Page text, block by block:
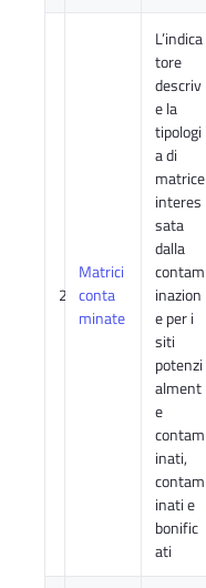
2
Matrici
conta
minate
L’indica
tore
descriv
e la
tipologi
a di
matrice
interes
sata
dalla
contam
inazion
e per i
siti
potenzi
alment
e
contam
inati,
contam
inati e
bonific
ati